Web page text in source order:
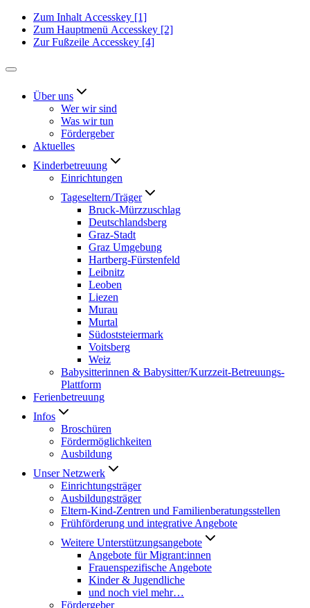
Zum Inhalt Accesskey [1]
Zum Hauptmenü Accesskey [2]
Zur Fußzeile Accesskey [4]
Über uns
Wer wir sind
Was wir tun
Fördergeber
Aktuelles
Kinderbetreuung
Einrichtungen
Tageseltern/Träger
Bruck-Mürzzuschlag
Deutschlandsberg
Graz-Stadt
Graz Umgebung
Hartberg-Fürstenfeld
Leibnitz
Leoben
Liezen
Murau
Murtal
Südoststeiermark
Voitsberg
Weiz
Babysitterinnen & Babysitter/Kurzzeit-Betreuungs-
Plattform
Ferienbetreuung
Infos
Broschüren
Fördermöglichkeiten
Ausbildung
Unser Netzwerk
Einrichtungsträger
Ausbildungsträger
Eltern-Kind-Zentren und Familienberatungsstellen
Frühförderung und integrative Angebote
Weitere Unterstützungsangebote
Angebote für Migrant:innen
Frauenspezifische Angebote
Kinder & Jugendliche
und noch viel mehr…
Fördergeber